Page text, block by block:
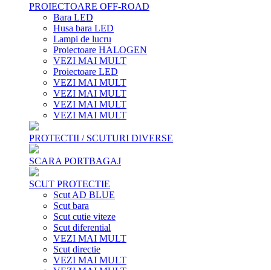
PROIECTOARE OFF-ROAD
Bara LED
Husa bara LED
Lampi de lucru
Proiectoare HALOGEN
VEZI MAI MULT
Proiectoare LED
VEZI MAI MULT
VEZI MAI MULT
VEZI MAI MULT
VEZI MAI MULT
PROTECTII / SCUTURI DIVERSE
SCARA PORTBAGAJ
SCUT PROTECTIE
Scut AD BLUE
Scut bara
Scut cutie viteze
Scut diferential
VEZI MAI MULT
Scut directie
VEZI MAI MULT